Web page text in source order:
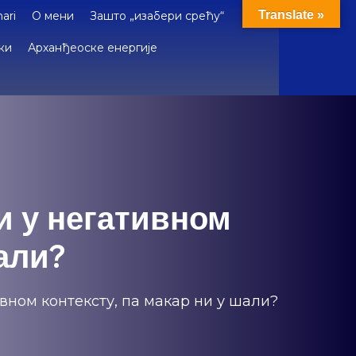
коришћења енергетских метода исцељивања –
О мени Зашто „изабери срећу“
Арханђеоске енергије
у негативном
контексту, па макар ни у шали?
Translate »